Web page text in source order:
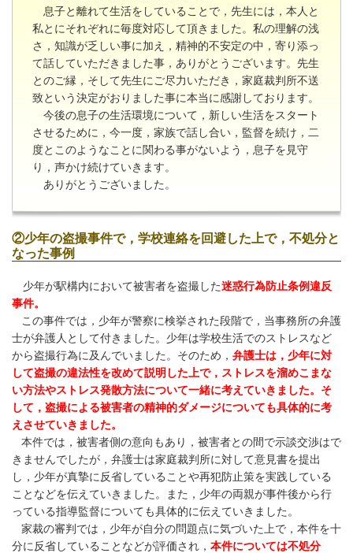
息子と離れて生活をしていることで，先生には，本人と
私とにそれぞれに毎度対応して頂きました。私の理解の浅
さ，知識が乏しい事に加え，精神的不安定の中，寄り添っ
て話していただきました事，ありがとうございます。先生
とのご縁，そして先生にご尽力いただき，家庭裁判所不送
致という決定がおりました事に本当に感謝しております。
今後の息子の生活環境について，新しい生活をスタート
させるために，今一度，家族で話し合い，監督を続け，二
度とこのようなことに関わる事がないよう，息子を見守
り，声かけ続けていきます。
ありがとうございました。
②少年の盗撮事件で，学校連絡を回避した上で，不処分と
なった事例
少年が駅構内において被害者を盗撮した迷惑行為防止条例違反
事件。
この事件では，少年が警察に検挙された段階で，当事務所の弁護
士が弁護人として付きました。少年は学校生活でのストレスなど
から盗撮行為に及んでいました。そのため， 弁護士は，少年に対
して盗撮の違法性を改めて説明した上で，ストレスを溜めこまな
い方法やストレス発散方法について一緒に考えていきました。そ
して，盗撮による被害者の精神的ダメージについても具体的に考
えさせていきました。
本件では，被害者側の意向もあり，被害者との間で示談交渉はで
きませんでしたが，弁護士は家庭裁判所に対して意見書を提出
し，少年が真摯に反省していることや再犯防止策を実践している
ことなどを伝えていきました。また，少年の両親が事件後から行
っている指導監督についても具体的に伝えていきました。
家裁の審判では，少年が自分の問題点に気づいた上で，本件を十
分に反省していることなどが評価され， 本件については不処分